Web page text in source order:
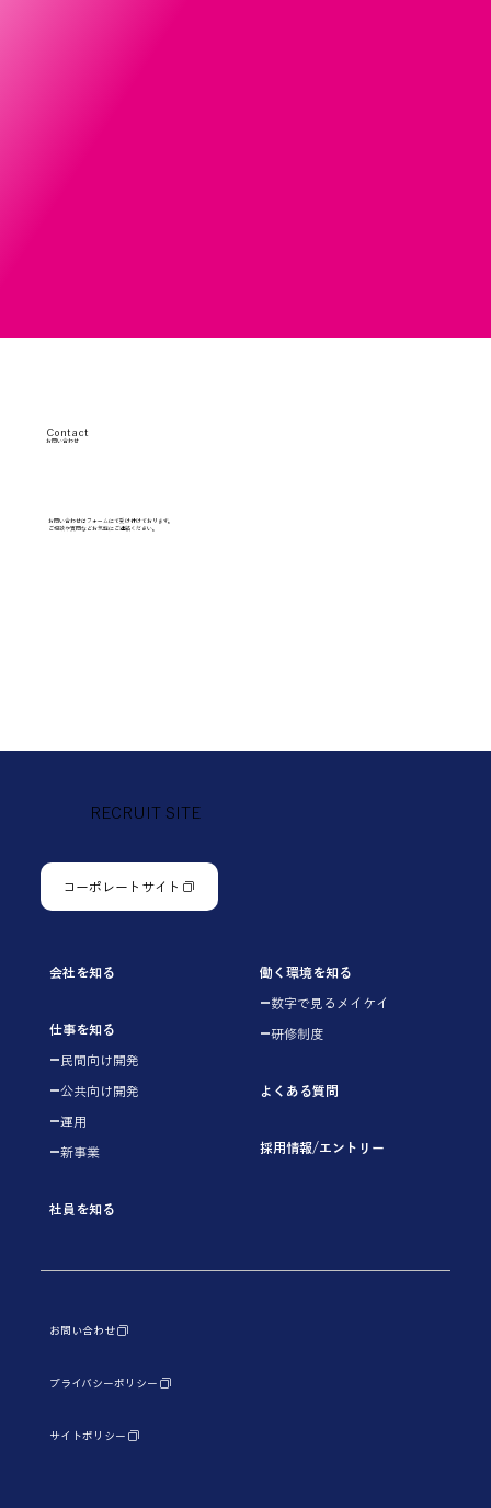
Contact
お問い合わせ
​お問い合わせはフォームにて受け付けております。
​ご相談や質問などお気軽にご連絡ください。
RECRUIT SITE
コーポレートサイト
会社を知る
仕事を知る
民間向け開発
公共向け開発
運用
新事業
社員を知る
働く環境を知る
数字で見るメイケイ
研修制度
よくある質問
採用情報/エントリー
プライバシーポリシー
サイトポリシー